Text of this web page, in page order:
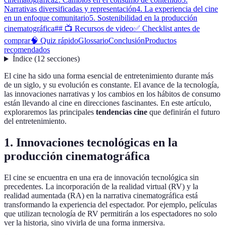
Narrativas diversificadas y representación4. La experiencia del cine
en un enfoque comunitario5. Sostenibilidad en la producción
cinematográfica## 📺 Recursos de video✅ Checklist antes de
comprar🧠 Quiz rápidoGlossarioConclusiónProductos
recomendados
Índice(12 secciones)
El cine ha sido una forma esencial de entretenimiento durante más
de un siglo, y su evolución es constante. El avance de la tecnología,
las innovaciones narrativas y los cambios en los hábitos de consumo
están llevando al cine en direcciones fascinantes. En este artículo,
exploraremos las principales tendencias cine que definirán el futuro
del entretenimiento.
1. Innovaciones tecnológicas en la
producción cinematográfica
El cine se encuentra en una era de innovación tecnológica sin
precedentes. La incorporación de la realidad virtual (RV) y la
realidad aumentada (RA) en la narrativa cinematográfica está
transformando la experiencia del espectador. Por ejemplo, películas
que utilizan tecnología de RV permitirán a los espectadores no solo
ver la historia, sino vivirla de una forma inmersiva.